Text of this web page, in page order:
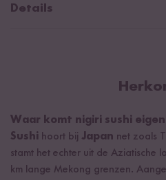
Details
Waar komt nigiri sushi
Sushi hoort bij Japan net zoals
stamt het echter uit de Aziatische
km lange Mekong grenzen.